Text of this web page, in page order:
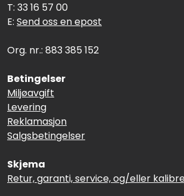
T: 33 16 57 00
E: Send oss en epost
Org. nr.: 883 385 152
Betingelser
Miljøavgift
Levering
Reklamasjon
Salgsbetingelser
Skjema
Retur, garanti, service, og/eller